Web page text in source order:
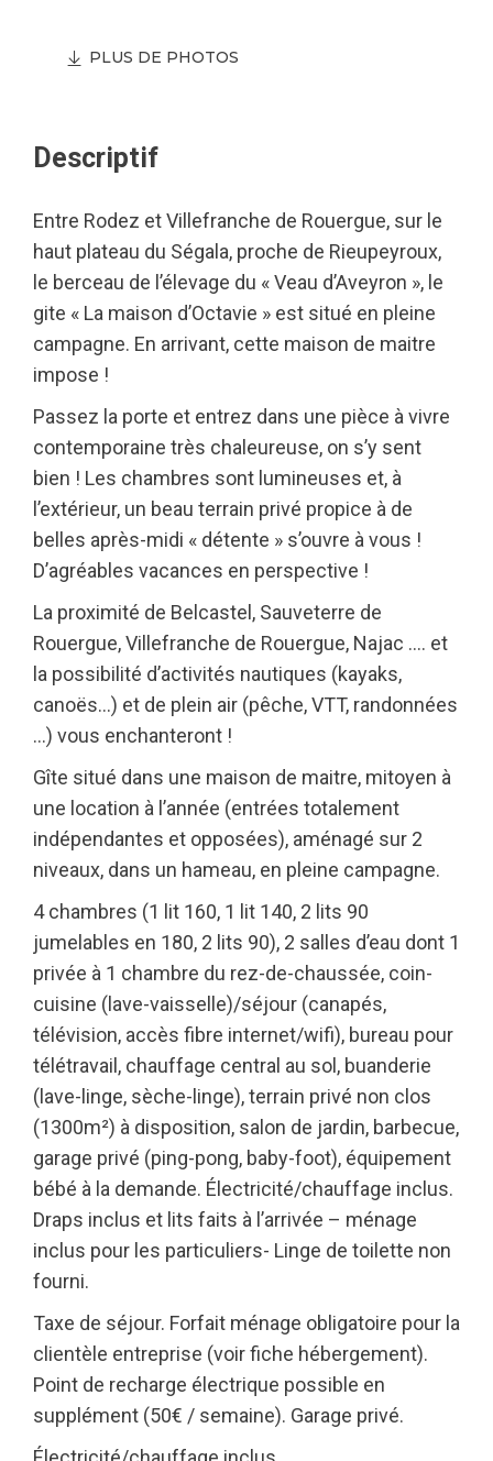
PLUS DE PHOTOS
Descriptif
Entre Rodez et Villefranche de Rouergue, sur le
haut plateau du Ségala, proche de Rieupeyroux,
le berceau de l’élevage du « Veau d’Aveyron », le
gite « La maison d’Octavie » est situé en pleine
campagne. En arrivant, cette maison de maitre
impose !
Passez la porte et entrez dans une pièce à vivre
contemporaine très chaleureuse, on s’y sent
bien ! Les chambres sont lumineuses et, à
l’extérieur, un beau terrain privé propice à de
belles après-midi « détente » s’ouvre à vous !
D’agréables vacances en perspective !
La proximité de Belcastel, Sauveterre de
Rouergue, Villefranche de Rouergue, Najac …. et
la possibilité d’activités nautiques (kayaks,
canoës…) et de plein air (pêche, VTT, randonnées
…) vous enchanteront !
Gîte situé dans une maison de maitre, mitoyen à
une location à l’année (entrées totalement
indépendantes et opposées), aménagé sur 2
niveaux, dans un hameau, en pleine campagne.
4 chambres (1 lit 160, 1 lit 140, 2 lits 90
jumelables en 180, 2 lits 90), 2 salles d’eau dont 1
privée à 1 chambre du rez-de-chaussée, coin-
cuisine (lave-vaisselle)/séjour (canapés,
télévision, accès fibre internet/wifi), bureau pour
télétravail, chauffage central au sol, buanderie
(lave-linge, sèche-linge), terrain privé non clos
(1300m²) à disposition, salon de jardin, barbecue,
garage privé (ping-pong, baby-foot), équipement
bébé à la demande. Électricité/chauffage inclus.
Draps inclus et lits faits à l’arrivée – ménage
inclus pour les particuliers- Linge de toilette non
fourni.
Taxe de séjour. Forfait ménage obligatoire pour la
clientèle entreprise (voir fiche hébergement).
Point de recharge électrique possible en
supplément (50€ / semaine). Garage privé.